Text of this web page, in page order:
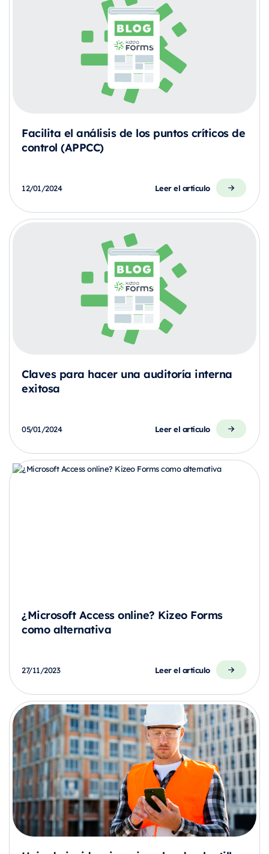
Facilita el análisis de los puntos críticos de
control (APPCC)
12/01/2024 Leer el artículo
Claves para hacer una auditoría interna
exitosa
05/01/2024 Leer el artículo
¿Microsoft Access online? Kizeo Forms
como alternativa
27/11/2023 Leer el artículo